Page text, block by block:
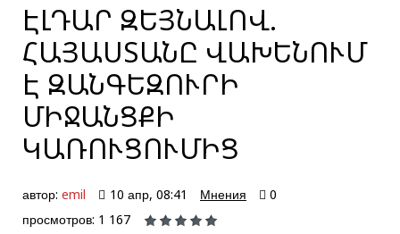
ԷԼԴԱՐ ԶԵՅՆԱԼՈՎ.
ՀԱՅԱՍՏԱՆԸ ՎԱԽԵՆՈՒՄ
Է ԶԱՆԳԵԶՈՒՐԻ
ՄԻՋԱՆՑՔԻ
ԿԱՌՈՒՑՈՒՄԻՑ
автор: emil 10 апр, 08:41 Мнения
0
просмотров: 1 167